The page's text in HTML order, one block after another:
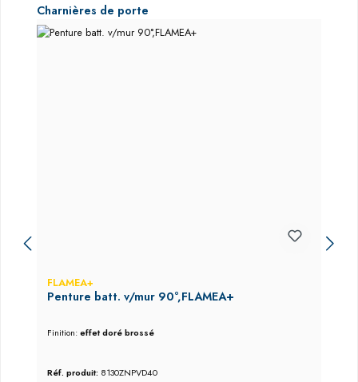
Ignorer la galerie de produits
Charnières de porte
FLAMEA+
Penture batt. v/mur 90°,FLAMEA+
Finition:effet doré brossé
Réf. produit: 8130ZNPVD40